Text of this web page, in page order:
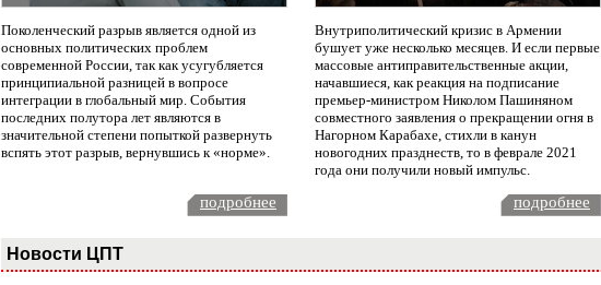
Поколенческий разрыв является одной из
основных политических проблем
современной России, так как усугубляется
принципиальной разницей в вопросе
интеграции в глобальный мир. События
последних полутора лет являются в
значительной степени попыткой развернуть
вспять этот разрыв, вернувшись к «норме».
Внутриполитический кризис в Армении
бушует уже несколько месяцев. И если первые
массовые антиправительственные акции,
начавшиеся, как реакция на подписание
премьер-министром Николом Пашиняном
совместного заявления о прекращении огня в
Нагорном Карабахе, стихли в канун
новогодних празднеств, то в феврале 2021
года они получили новый импульс.
подробнее подробнее
Новости ЦПТ